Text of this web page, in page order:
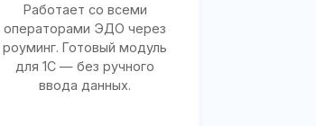
Работает со всеми
операторами ЭДО через
роуминг. Готовый модуль
для 1С — без ручного
ввода данных.